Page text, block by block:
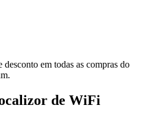
em todas as compras do
de WiFi